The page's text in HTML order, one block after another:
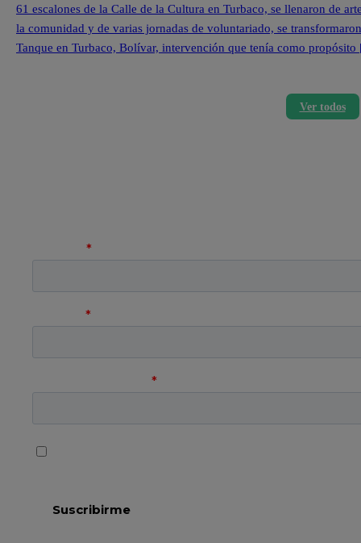
61 escalones de la Calle de la Cultura en Turbaco, se llenaron de
la comunidad y de varias jornadas de voluntariado, se
Tanque en Turbaco, Bolívar, intervención que tenía como
Ver todos